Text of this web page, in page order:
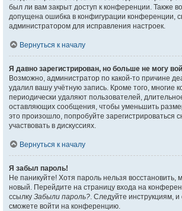
был ли вам закрыт доступ к конференции. Также
допущена ошибка в конфигурации конференции,
администратором для исправления настроек.
Вернуться к началу
Я давно зарегистрирован, но больше не могу
Возможно, администратор по какой-то причине
удалил вашу учётную запись. Кроме того, многие
периодически удаляют пользователей,
оставляющих сообщения, чтобы уменьшить
это произошло, попробуйте зарегистрироваться
участвовать в дискуссиях.
Вернуться к началу
Я забыл пароль!
Не паникуйте! Хотя пароль нельзя восстановить,
новый. Перейдите на страницу входа на
ссылку Забыли пароль?. Следуйте инструкциям, и
сможете войти на конференцию.